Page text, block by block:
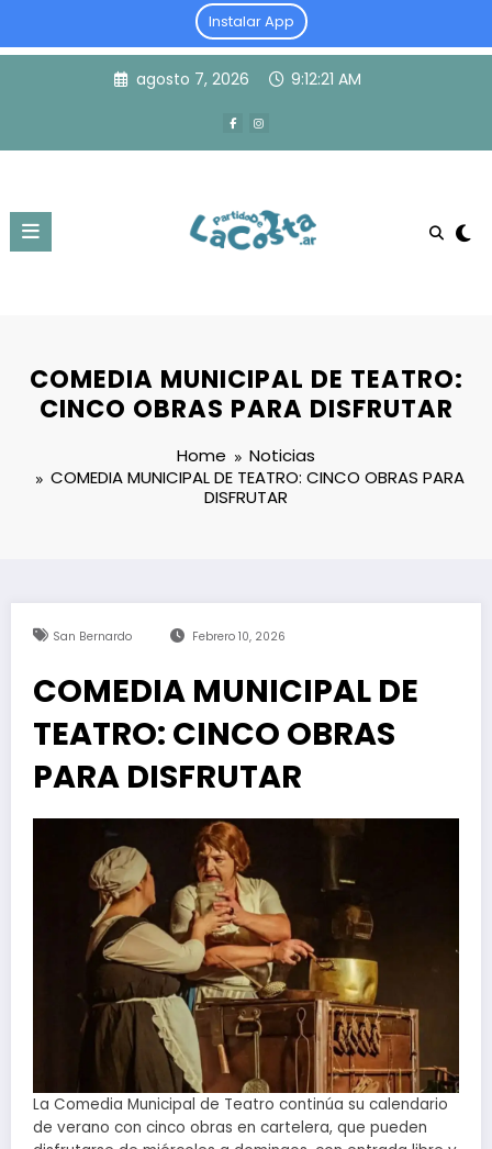
Instalar App
agosto 7, 2026 9:12:21 AM
COMEDIA MUNICIPAL DE TEATRO:
CINCO OBRAS PARA DISFRUTAR
Home
Noticias
COMEDIA MUNICIPAL DE TEATRO: CINCO OBRAS PARA
DISFRUTAR
San Bernardo Febrero 10, 2026
COMEDIA MUNICIPAL DE
TEATRO: CINCO OBRAS
PARA DISFRUTAR
La Comedia Municipal de Teatro continúa su calendario
de verano con cinco obras en cartelera, que pueden